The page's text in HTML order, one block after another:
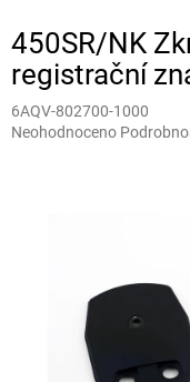
450SR/NK
registrační
6AQV-802700-1000
Průměrné
Neohodnoceno